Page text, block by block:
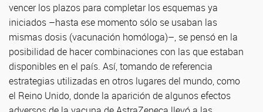
vencer los plazos para completar los esquemas ya
iniciados –hasta ese momento sólo se usaban las
mismas dosis (vacunación homóloga)–, se pensó en la
posibilidad de hacer combinaciones con las que estaban
disponibles en el país. Así, tomando de referencia
estrategias utilizadas en otros lugares del mundo, como
el Reino Unido, donde la aparición de algunos efectos